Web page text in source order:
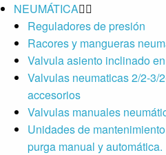
NEUMÁTICA
Reguladores de presión
Racores y mangueras
Valvula asiento inclinado
Valvulas neumaticas 2/2-3/
accesorios
Valvulas manuales
Unidades de
purga manual y automática.